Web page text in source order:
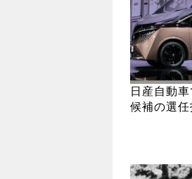
日産自動
候補の選